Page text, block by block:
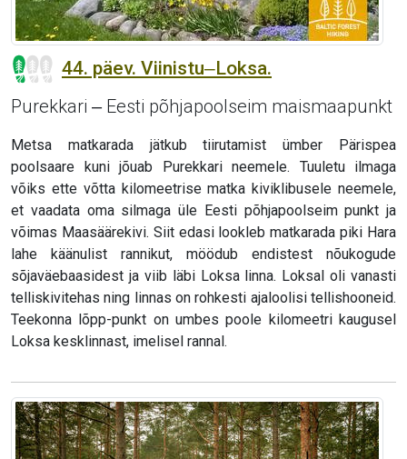
44. päev. Viinistu‒Loksa.
Purekkari ‒ Eesti põhjapoolseim maismaapunkt
Metsa matkarada jätkub tiirutamist ümber Pärispea
poolsaare kuni jõuab Purekkari neemele. Tuuletu ilmaga
võiks ette võtta kilomeetrise matka kiviklibusele neemele,
et vaadata oma silmaga üle Eesti põhjapoolseim punkt ja
võimas Maasäärekivi. Siit edasi lookleb matkarada piki Hara
lahe käänulist rannikut, möödub endistest nõukogude
sõjaväebaasidest ja viib läbi Loksa linna. Loksal oli vanasti
telliskivitehas ning linnas on rohkesti ajaloolisi tellishooneid.
Teekonna lõpp-punkt on umbes poole kilomeetri kaugusel
Loksa kesklinnast, imelisel rannal.